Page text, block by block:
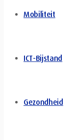
Mobiliteit
ICT-Bijstand
Gezondheid